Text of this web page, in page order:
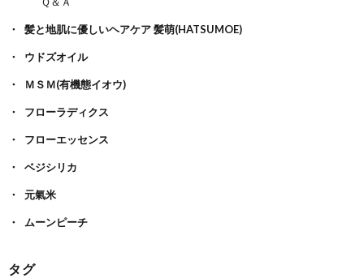
髪と地肌に優しいヘアケア 髪萌(HATSUMOE)
ウドズオイル
ＭＳＭ(有機態イオウ)
フローラディクス
フローエッセンス
ベジシリカ
元氣米
ムーンピーチ
タグ